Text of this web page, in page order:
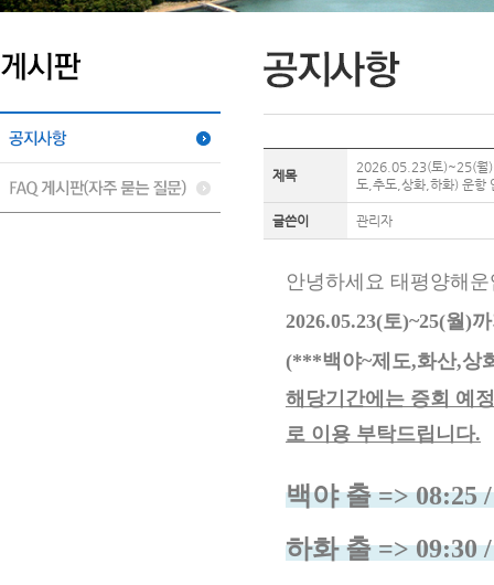
제목
2026.05.23(토)~25(월)
도,추도,상화,하화) 운항
글쓴이 관리자
안녕하세요 태평양해
2026.05.23(토)~25(월)
(***백야~제도,화산,상
해당기간에는 증회 예
로 이용 부탁드립니다.
백야 출 => 08:25
하화 출 => 09:30